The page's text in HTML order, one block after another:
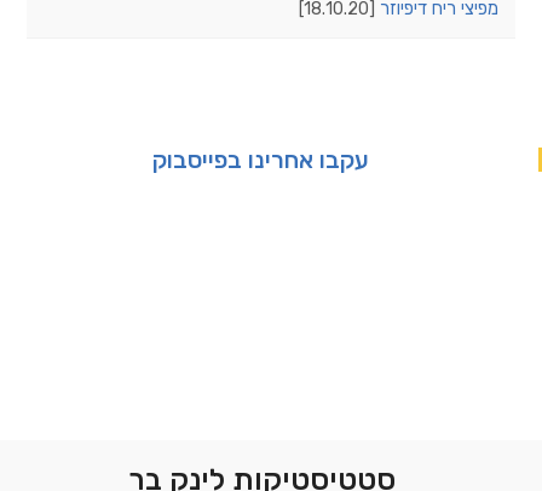
מפיצי ריח דיפיוזר [18.10.20]
עקבו אחרינו בפייסבוק
סטטיסטיקות לינק בר